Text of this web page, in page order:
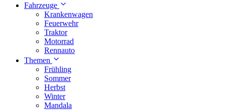
Fahrzeuge
Krankenwagen
Feuerwehr
Traktor
Motorrad
Rennauto
Themen
Frühling
Sommer
Herbst
Winter
Mandala